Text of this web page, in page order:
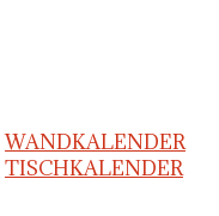
WANDKALENDER
TISCHKALENDER